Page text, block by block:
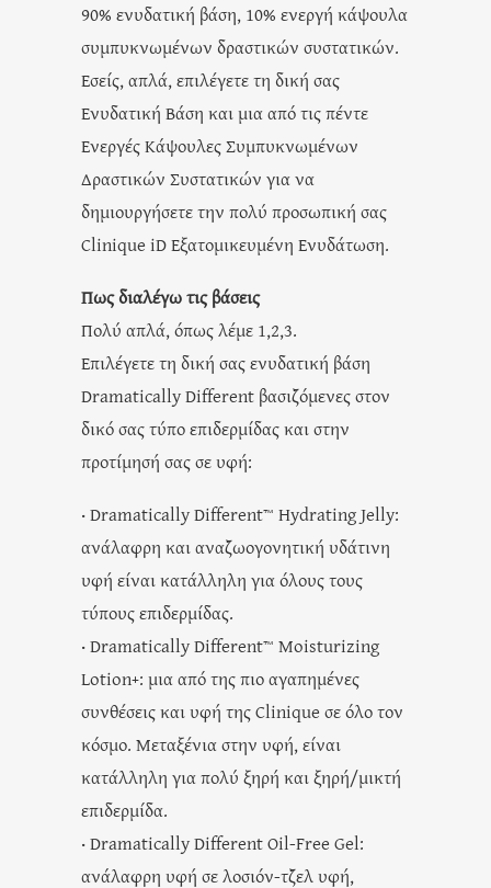
90% ενυδατική βάση, 10% ενεργή κάψουλα
συμπυκνωμένων δραστικών συστατικών.
Εσείς, απλά, επιλέγετε τη δική σας
Ενυδατική Βάση και μια από τις πέντε
Ενεργές Κάψουλες Συμπυκνωμένων
Δραστικών Συστατικών για να
δημιουργήσετε την πολύ προσωπική σας
Clinique iD Εξατομικευμένη Ενυδάτωση.
Πως διαλέγω τις βάσεις
Πολύ απλά, όπως λέμε 1,2,3.
Επιλέγετε τη δική σας ενυδατική βάση
Dramatically Different βασιζόμενες στον
δικό σας τύπο επιδερμίδας και στην
προτίμησή σας σε υφή:
· Dramatically Different™ Hydrating Jelly:
ανάλαφρη και αναζωογονητική υδάτινη
υφή είναι κατάλληλη για όλους τους
τύπους επιδερμίδας.
· Dramatically Different™ Moisturizing
Lotion+: μια από της πιο αγαπημένες
συνθέσεις και υφή της Clinique σε όλο τον
κόσμο. Μεταξένια στην υφή, είναι
κατάλληλη για πολύ ξηρή και ξηρή/μικτή
επιδερμίδα.
· Dramatically Different Oil-Free Gel:
ανάλαφρη υφή σε λοσιόν-τζελ υφή,